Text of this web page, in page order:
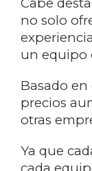
no solo
un equipo
Basado
precios
otras
Ya que
cada